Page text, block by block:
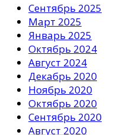
Сентябрь 2025
Март 2025
Январь 2025
Октябрь 2024
Август 2024
Декабрь 2020
Ноябрь 2020
Октябрь 2020
Сентябрь 2020
Август 2020